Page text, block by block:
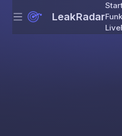
Menu LeakRadar
Live